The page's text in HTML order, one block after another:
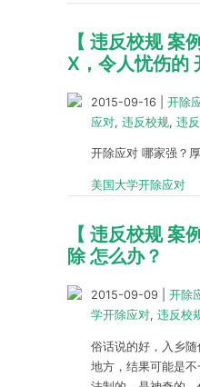
【 违反校规 案
X，令人忧伤的
2015-09-16 开除
应对, 违反校规, 违
开除应对 哪家强？
美国大学开除应对
【 违反校规 案
除 怎么办？
2015-09-09 开除
学开除应对, 违反校
俗话说的好，入乡
地方，结果可能是